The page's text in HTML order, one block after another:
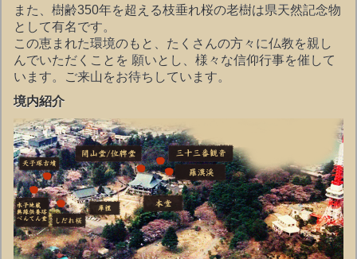
また、樹齢350年を超える枝垂れ桜の老樹は県天然記念物
として有名です。
この恵まれた環境のもと、たくさんの方々に仏教を親し
んでいただくことを 願いとし、様々な信仰行事を催して
います。ご来山をお待ちしています。
境内紹介